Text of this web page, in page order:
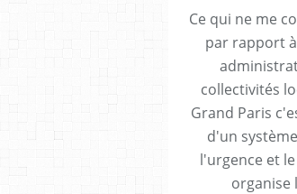
Ce qui ne me
par rapport
collectivités
Grand Paris
d'un
l'urgence et
organise